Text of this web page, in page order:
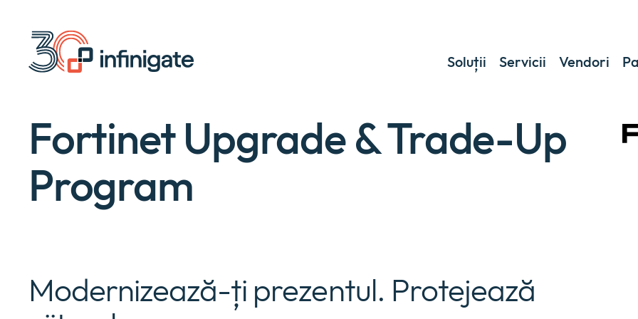
conținut
Soluții
Servicii Vendori
Fortinet Upgrade & Trade-Up
Program
Modernizează-ți prezentul. Protejează